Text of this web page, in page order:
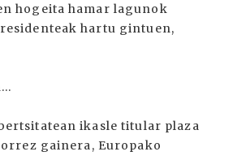
hogeita hamar lagunok
hartu gintuen,
ikasle titular plaza
gainera, Europako